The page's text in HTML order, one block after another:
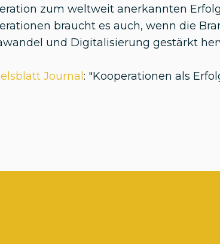
zum weltweit anerkannten
braucht es auch, wenn die
und Digitalisierung gestärkt
Journal: "Kooperationen als